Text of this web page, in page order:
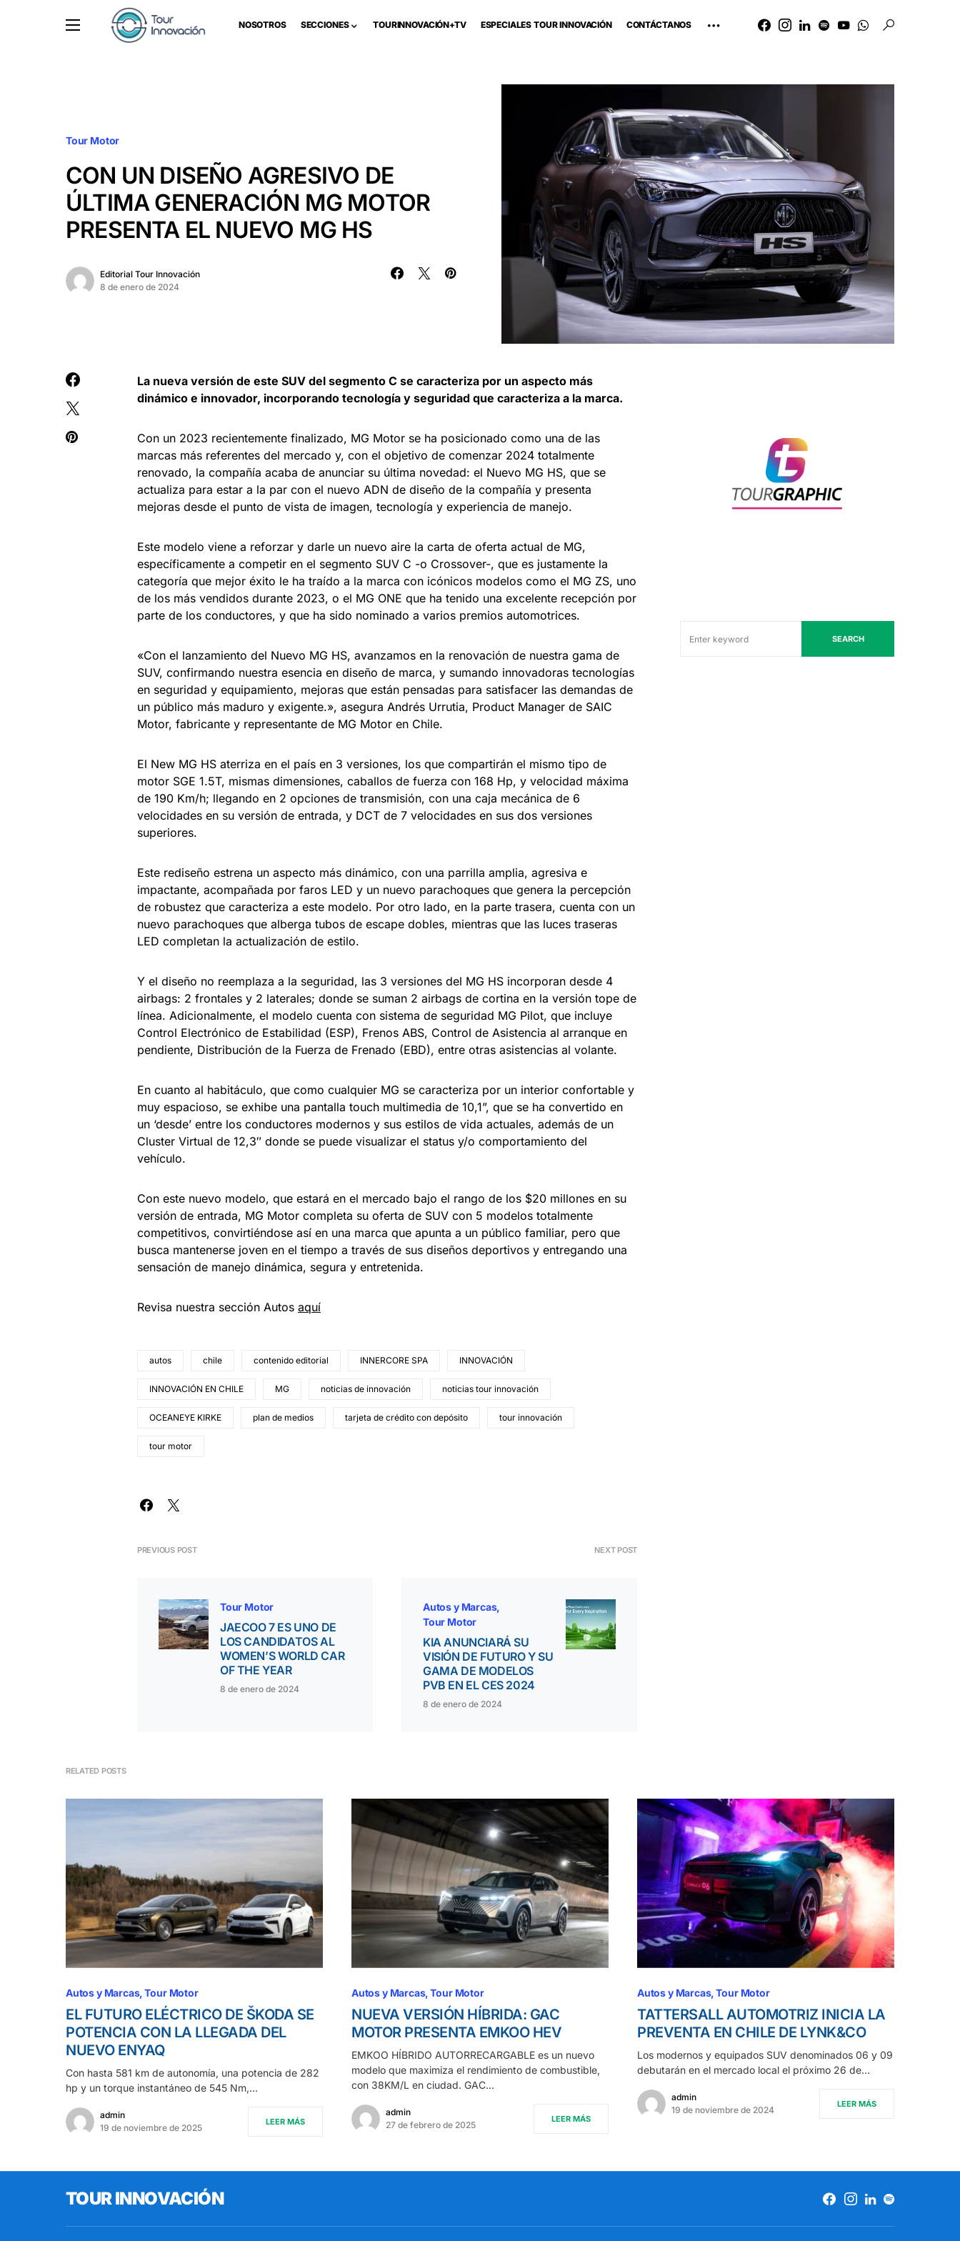
NOSOTROS SECCIONES TOURINNOVACIÓN+TV ESPECIALES TOUR INNOVACIÓN CONTÁCTANOS
Tour Motor
CON UN DISEÑO AGRESIVO DE
ÚLTIMA GENERACIÓN MG MOTOR
PRESENTA EL NUEVO MG HS
Editorial Tour Innovación
8 de enero de 2024
La nueva versión de este SUV del segmento C se caracteriza por un aspecto más
dinámico e innovador, incorporando tecnología y seguridad que caracteriza a la marca.
Con un 2023 recientemente finalizado, MG Motor se ha posicionado como una de las
marcas más referentes del mercado y, con el objetivo de comenzar 2024 totalmente
renovado, la compañía acaba de anunciar su última novedad: el Nuevo MG HS, que se
actualiza para estar a la par con el nuevo ADN de diseño de la compañía y presenta
mejoras desde el punto de vista de imagen, tecnología y experiencia de manejo.
Este modelo viene a reforzar y darle un nuevo aire la carta de oferta actual de MG,
específicamente a competir en el segmento SUV C -o Crossover-, que es justamente la
categoría que mejor éxito le ha traído a la marca con icónicos modelos como el MG ZS, uno
de los más vendidos durante 2023, o el MG ONE que ha tenido una excelente recepción por
parte de los conductores, y que ha sido nominado a varios premios automotrices.
«Con el lanzamiento del Nuevo MG HS, avanzamos en la renovación de nuestra gama de
SUV, confirmando nuestra esencia en diseño de marca, y sumando innovadoras tecnologías
en seguridad y equipamiento, mejoras que están pensadas para satisfacer las demandas de
un público más maduro y exigente.», asegura Andrés Urrutia, Product Manager de SAIC
Motor, fabricante y representante de MG Motor en Chile.
El New MG HS aterriza en el país en 3 versiones, los que compartirán el mismo tipo de
motor SGE 1.5T, mismas dimensiones, caballos de fuerza con 168 Hp, y velocidad máxima
de 190 Km/h; llegando en 2 opciones de transmisión, con una caja mecánica de 6
velocidades en su versión de entrada, y DCT de 7 velocidades en sus dos versiones
superiores.
Este rediseño estrena un aspecto más dinámico, con una parrilla amplia, agresiva e
impactante, acompañada por faros LED y un nuevo parachoques que genera la percepción
de robustez que caracteriza a este modelo. Por otro lado, en la parte trasera, cuenta con un
nuevo parachoques que alberga tubos de escape dobles, mientras que las luces traseras
LED completan la actualización de estilo.
Y el diseño no reemplaza a la seguridad, las 3 versiones del MG HS incorporan desde 4
airbags: 2 frontales y 2 laterales; donde se suman 2 airbags de cortina en la versión tope de
línea. Adicionalmente, el modelo cuenta con sistema de seguridad MG Pilot, que incluye
Control Electrónico de Estabilidad (ESP), Frenos ABS, Control de Asistencia al arranque en
pendiente, Distribución de la Fuerza de Frenado (EBD), entre otras asistencias al volante.
En cuanto al habitáculo, que como cualquier MG se caracteriza por un interior confortable y
muy espacioso, se exhibe una pantalla touch multimedia de 10,1”, que se ha convertido en
un ‘desde’ entre los conductores modernos y sus estilos de vida actuales, además de un
Cluster Virtual de 12,3″ donde se puede visualizar el status y/o comportamiento del
vehículo.
Con este nuevo modelo, que estará en el mercado bajo el rango de los $20 millones en su
versión de entrada, MG Motor completa su oferta de SUV con 5 modelos totalmente
competitivos, convirtiéndose así en una marca que apunta a un público familiar, pero que
busca mantenerse joven en el tiempo a través de sus diseños deportivos y entregando una
sensación de manejo dinámica, segura y entretenida.
Revisa nuestra sección Autos aquí
autos chile contenido editorial INNERCORE SPA INNOVACIÓN
INNOVACIÓN EN CHILE MG noticias de innovación noticias tour innovación
OCEANEYE KIRKE plan de medios tarjeta de crédito con depósito tour innovación
tour motor
PREVIOUS POST
Tour Motor
JAECOO 7 ES UNO DE
LOS CANDIDATOS AL
WOMEN’S WORLD CAR
OF THE YEAR
8 de enero de 2024
NEXT POST
Autos y Marcas
Tour Motor
KIA ANUNCIARÁ SU
VISIÓN DE FUTURO Y SU
GAMA DE MODELOS
PVB EN EL CES 2024
8 de enero de 2024
SEARCH
RELATED POSTS
Autos y Marcas Tour Motor
EL FUTURO ELÉCTRICO DE ŠKODA SE
POTENCIA CON LA LLEGADA DEL
NUEVO ENYAQ
Con hasta 581 km de autonomía, una potencia de 282
hp y un torque instantáneo de 545 Nm,…
admin
19 de noviembre de 2025
LEER MÁS
Autos y Marcas Tour Motor
NUEVA VERSIÓN HÍBRIDA: GAC
MOTOR PRESENTA EMKOO HEV
EMKOO HÍBRIDO AUTORRECARGABLE es un nuevo
modelo que maximiza el rendimiento de combustible,
con 38KM/L en ciudad. GAC…
admin
27 de febrero de 2025
LEER MÁS
Autos y Marcas Tour Motor
TATTERSALL AUTOMOTRIZ INICIA LA
PREVENTA EN CHILE DE LYNK&CO
Los modernos y equipados SUV denominados 06 y 09
debutarán en el mercado local el próximo 26 de…
admin
19 de noviembre de 2024
LEER MÁS
TOUR INNOVACIÓN